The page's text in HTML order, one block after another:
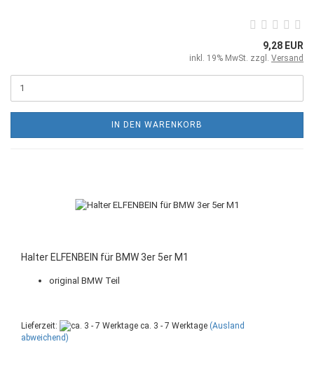
9,28 EUR
inkl. 19% MwSt. zzgl. Versand
IN DEN WARENKORB
Halter ELFENBEIN für BMW 3er 5er M1
original BMW Teil
Lieferzeit: ca. 3 - 7 Werktage (Ausland
abweichend)